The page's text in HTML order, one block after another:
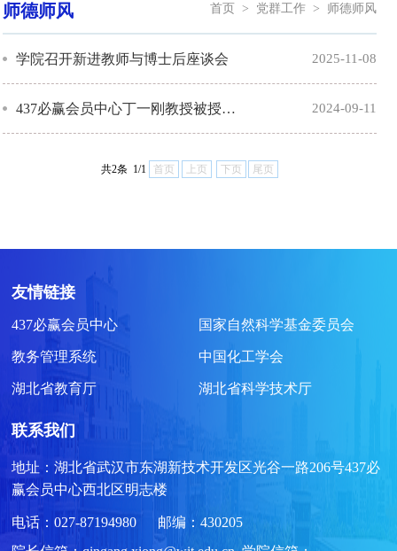
师德师风 首页 > 党群工作 > 师德师风
学院召开新进教师与博士后座谈会 2025-11-08
437必赢会员中心丁一刚教授被授予“全国模范教师”荣誉称号 2024-09-11
共2条 1/1 首页 上页 下页 尾页
友情链接
437必赢会员中心 国家自然科学基金委员会
教务管理系统 中国化工学会
湖北省教育厅 湖北省科学技术厅
联系我们
地址：湖北省武汉市东湖新技术开发区光谷一路206号437必
赢会员中心西北区明志楼
电话：027-87194980 邮编：430205